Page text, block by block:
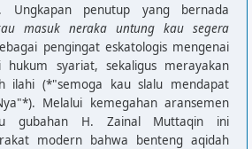
Ungkapan penutup yang bernada
masuk neraka untung kau segera
pengingat eskatologis mengenai
hukum syariat, sekaligus merayakan
ilahi (*"semoga kau slalu mendapat
Melalui kemegahan aransemen
gubahan H. Zainal Muttaqin ini
modern bahwa benteng aqidah